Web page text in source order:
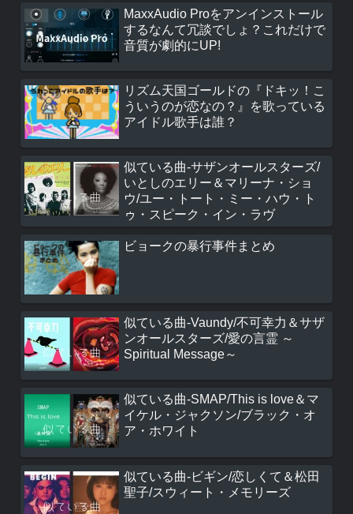
MaxxAudio Proをアンインストール
するなんて冗談でしょ？これだけで
音質が劇的にUP!
リズム天国ゴールドの『ドキッ！こ
ういうのが恋なの？』を歌っている
アイドル歌手は誰？
似ている曲-サザンオールスターズ/
いとしのエリー＆マリーナ・ショ
ウ/ユー・トート・ミー・ハウ・ト
ゥ・スピーク・イン・ラヴ
ビョークの暴行事件まとめ
似ている曲-Vaundy/不可幸力＆サザ
ンオールスターズ/愛の言霊 ～
Spiritual Message～
似ている曲-SMAP/This is love＆マ
イケル・ジャクソン/ブラック・オ
ア・ホワイト
似ている曲-ビギン/恋しくて＆松田
聖子/スウィート・メモリーズ